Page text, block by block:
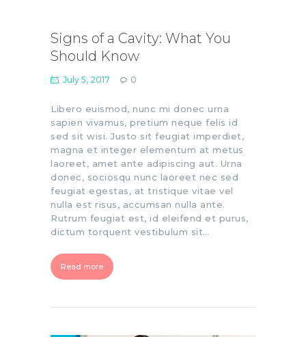
Signs of a Cavity: What You
Should Know
July 5, 2017 0
Libero euismod, nunc mi donec urna
sapien vivamus, pretium neque felis id
sed sit wisi. Justo sit feugiat imperdiet,
magna et integer elementum at metus
laoreet, amet ante adipiscing aut. Urna
donec, sociosqu nunc laoreet nec sed
feugiat egestas, at tristique vitae vel
nulla est risus, accumsan nulla ante.
Rutrum feugiat est, id eleifend et purus,
dictum torquent vestibulum sit…
Read more